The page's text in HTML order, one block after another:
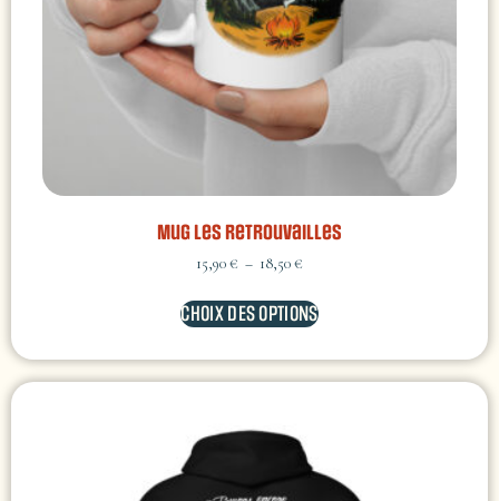
Mug Les retrouvailles
15,90€ – 18,50€
CHOIX DES OPTIONS